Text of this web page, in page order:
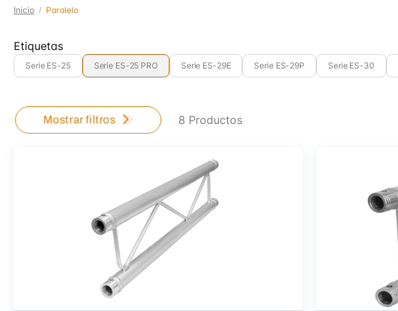
Inicio Paralelo
Etiquetas
Serie ES-25 Serie ES-25 PRO Serie ES-29E Serie ES-29P Serie ES-30
Mostrar filtros 8 Productos